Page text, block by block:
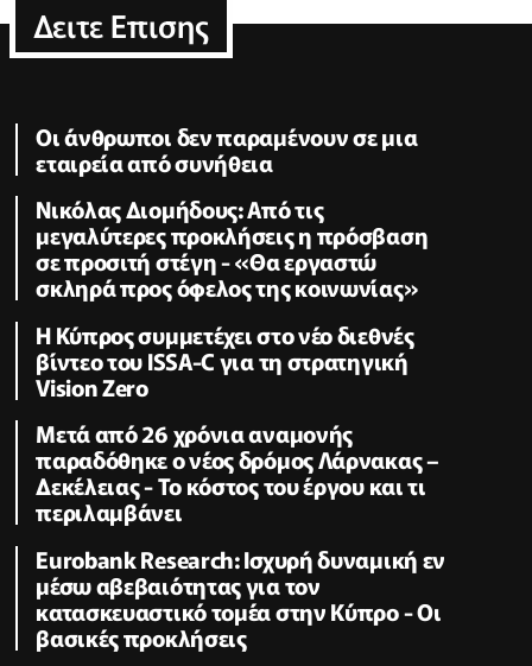
Δειτε Επισης
Οι άνθρωποι δεν παραμένουν σε μια
εταιρεία από συνήθεια
Νικόλας Διομήδους: Από τις
μεγαλύτερες προκλήσεις η πρόσβαση
σε προσιτή στέγη - «Θα εργαστώ
σκληρά προς όφελος της κοινωνίας»
Η Κύπρος συμμετέχει στο νέο διεθνές
βίντεο του ISSA-C για τη στρατηγική
Vision Zero
Μετά από 26 χρόνια αναμονής
παραδόθηκε ο νέος δρόμος Λάρνακας –
Δεκέλειας - Το κόστος του έργου και τι
περιλαμβάνει
Eurobank Research: Ισχυρή δυναμική εν
μέσω αβεβαιότητας για τον
κατασκευαστικό τομέα στην Κύπρο - Οι
βασικές προκλήσεις